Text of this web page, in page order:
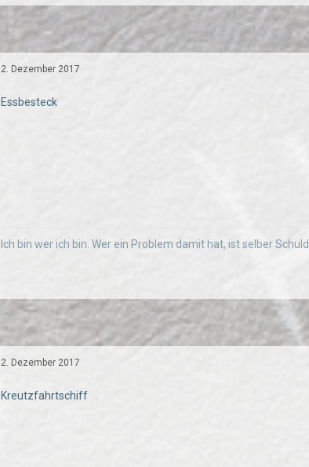
2. Dezember 2017
Essbesteck
Ich bin wer ich bin. Wer ein Problem damit hat, ist selber Schuld.
2. Dezember 2017
Kreutzfahrtschiff